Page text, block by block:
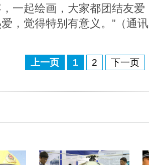
一起绘画，大家都团结友
，觉得特别有意义。”（通
上一页 1 2 下一页